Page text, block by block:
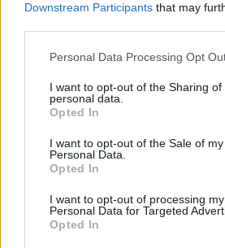
Downstream Participants that may
Personal Data Processing Opt
I want to opt-out of the Sharing of
personal data.
Opted In
I want to opt-out of the Sale of my
Personal Data.
Opted In
I want to opt-out of processing my
Personal Data for Targeted
Opted In
10 Αυγούστου, 2026
Ολυμπιακός: Πέταξαν για Ολλανδία οι
-Κανονικά στην αποστολή ο Έσε
10 Αυγούστου, 2026
54χρονου με σκάφος του Λιμενικού
10 Αυγούστου, 2026